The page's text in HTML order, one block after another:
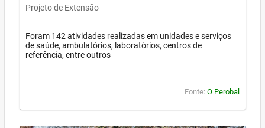
Projeto de Extensão
Foram 142 atividades realizadas em unidades e serviços
de saúde, ambulatórios, laboratórios, centros de
referência, entre outros
Fonte: O Perobal